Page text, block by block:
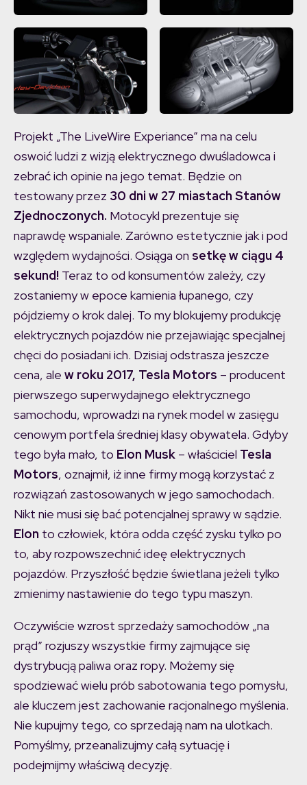
Projekt „The LiveWire Experiance” ma na celu
oswoić ludzi z wizją elektrycznego dwuśladowca i
zebrać ich opinie na jego temat. Będzie on
testowany przez 30 dni w 27 miastach Stanów
Zjednoczonych. Motocykl prezentuje się
naprawdę wspaniale. Zarówno estetycznie jak i pod
względem wydajności. Osiąga on setkę w ciągu 4
sekund! Teraz to od konsumentów zależy, czy
zostaniemy w epoce kamienia łupanego, czy
pójdziemy o krok dalej. To my blokujemy produkcję
elektrycznych pojazdów nie przejawiając specjalnej
chęci do posiadani ich. Dzisiaj odstrasza jeszcze
cena, ale w roku 2017, Tesla Motors – producent
pierwszego superwydajnego elektrycznego
samochodu, wprowadzi na rynek model w zasięgu
cenowym portfela średniej klasy obywatela. Gdyby
tego była mało, to Elon Musk – właściciel Tesla
Motors, oznajmił, iż inne firmy mogą korzystać z
rozwiązań zastosowanych w jego samochodach.
Nikt nie musi się bać potencjalnej sprawy w sądzie.
Elon to człowiek, która odda część zysku tylko po
to, aby rozpowszechnić ideę elektrycznych
pojazdów. Przyszłość będzie świetlana jeżeli tylko
zmienimy nastawienie do tego typu maszyn.
Oczywiście wzrost sprzedaży samochodów „na
prąd” rozjuszy wszystkie firmy zajmujące się
dystrybucją paliwa oraz ropy. Możemy się
spodziewać wielu prób sabotowania tego pomysłu,
ale kluczem jest zachowanie racjonalnego myślenia.
Nie kupujmy tego, co sprzedają nam na ulotkach.
Pomyślmy, przeanalizujmy całą sytuację i
podejmijmy właściwą decyzję.